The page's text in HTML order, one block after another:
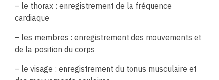
– le thorax : enregistrement de la fréquence
cardiaque
– les membres : enregistrement des mouvements et
de la position du corps
– le visage : enregistrement du tonus musculaire et